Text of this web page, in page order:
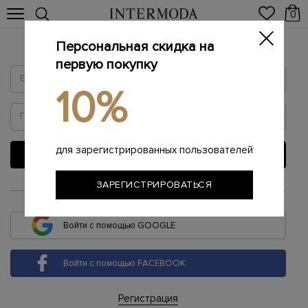
0
Войти
ВОЙТИ
или
Войти с помощью GOOGLE
Войти с помощью FACEBOOK
Регистрация
Персональная скидка на
первую покупку
10%
для зарегистрированных пользователей
ЗАРЕГИСТРИРОВАТЬСЯ